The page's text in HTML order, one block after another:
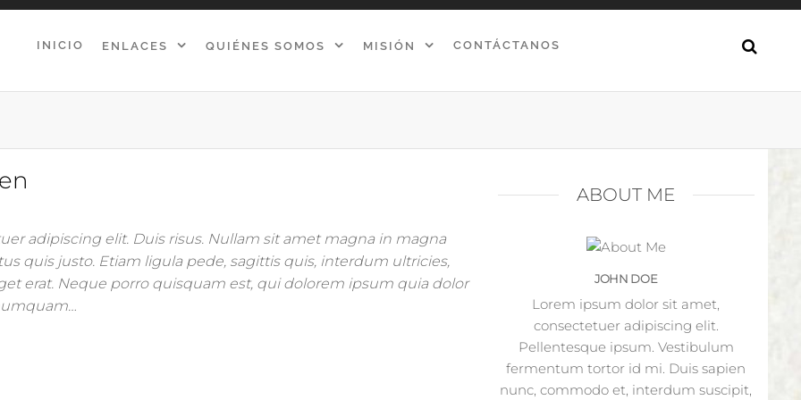
INICIO ENLACES QUIÉNES SOMOS MISIÓN CONTÁCTANOS
adipiscing elit. Duis risus. Nullam sit amet magna in magna
quis justo. Etiam ligula pede, sagittis quis, interdum ultricies,
erat. Neque porro quisquam est, qui dolorem ipsum quia dolor
ABOUT ME
JOHN DOE
Lorem ipsum dolor sit amet,
consectetuer adipiscing elit.
Pellentesque ipsum. Vestibulum
fermentum tortor id mi. Duis sapien
nunc, commodo et, interdum suscipit,